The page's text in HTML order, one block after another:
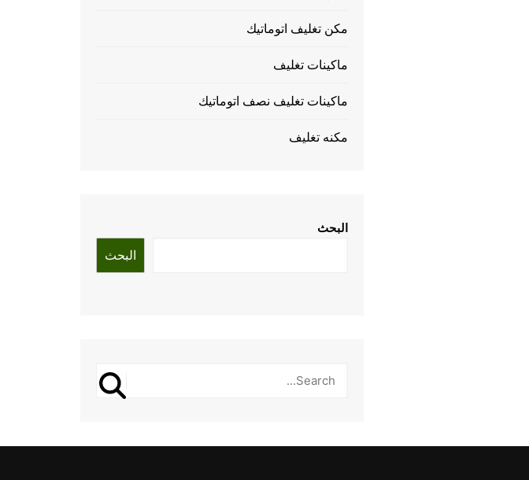
مكن تغليف اتوماتيك
ماكينات تغليف
ماكينات تغليف نصف اتوماتيك
مكنه تغليف
البحث
البحث